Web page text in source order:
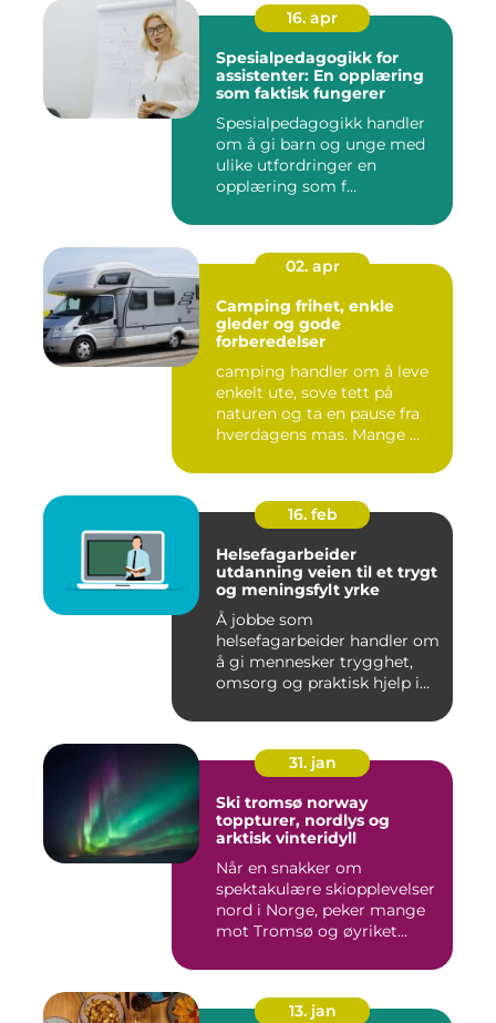
16. apr
Spesialpedagogikk for
assistenter: En opplæring
som faktisk fungerer
Spesialpedagogikk handler
om å gi barn og unge med
ulike utfordringer en
opplæring som f...
02. apr
Camping frihet, enkle
gleder og gode
forberedelser
camping handler om å leve
enkelt ute, sove tett på
naturen og ta en pause fra
hverdagens mas. Mange ...
16. feb
Helsefagarbeider
utdanning veien til et trygt
og meningsfylt yrke
Å jobbe som
helsefagarbeider handler om
å gi mennesker trygghet,
omsorg og praktisk hjelp i
31. jan
Ski tromsø norway
toppturer, nordlys og
arktisk vinteridyll
Når en snakker om
spektakulære skiopplevelser
nord i Norge, peker mange
mot Tromsø og øyriket
13. jan